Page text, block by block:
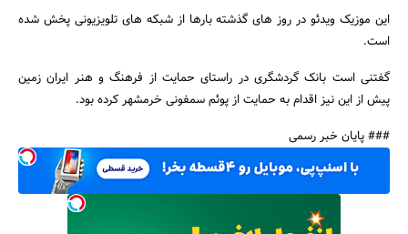
این موزیک ویدئو در روز های گذشته بارها از شبکه های تلویزیونی پخش شده
است.
گفتنی است بانک گردشگری در راستای حمایت از فرهنگ و هنر ایران زمین
پیش از این نیز اقدام به حمایت از پوئم سمفونی خرمشهر کرده بود.
### پایان خبر رسمی